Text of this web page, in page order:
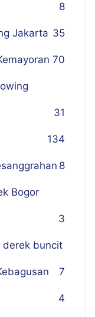
8
Jakarta 35
70
31
134
8
Bogor
3
derek buncit
7
4